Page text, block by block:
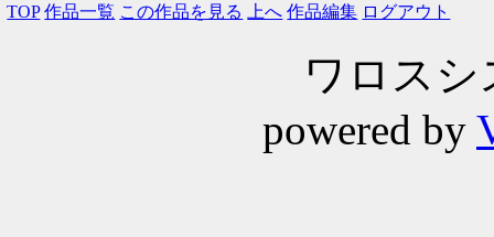
TOP 作品一覧 この作品を見る 上へ 作品編集 ログアウト
ワロスシ
powered by